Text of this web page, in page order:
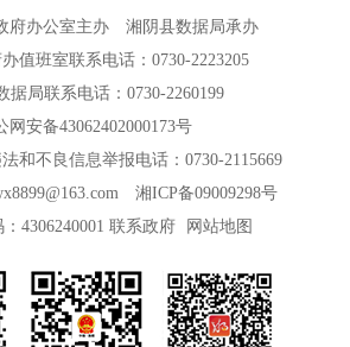
府办公室主办
湘阴县数据局承办
值班室联系电话：0730-2223205
据局联系电话：0730-2260199
网安备43062402000173号
和不良信息举报电话：0730-2115669
湘ICP备09009298号
4306240001 联系政府 网站地图